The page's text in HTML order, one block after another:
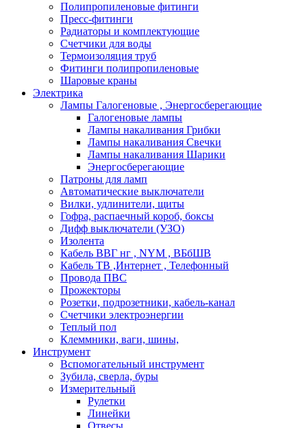
Полипропиленовые фитинги
Пресс-фитинги
Радиаторы и комплектующие
Счетчики для воды
Термоизоляция труб
Фитинги полипропиленовые
Шаровые краны
Электрика
Лампы Галогеновые , Энергосберегающие
Галогеновые лампы
Лампы накаливания Грибки
Лампы накаливания Свечки
Лампы накаливания Шарики
Энергосберегающие
Патроны для ламп
Автоматические выключатели
Вилки, удлинители, щиты
Гофра, распаечный короб, боксы
Дифф выключатели (УЗО)
Изолента
Кабель ВВГ нг , NYM , ВБбШВ
Кабель ТВ ,Интернет , Телефонный
Провода ПВС
Прожекторы
Розетки, подрозетники, кабель-канал
Счетчики электроэнергии
Теплый пол
Клеммники, ваги, шины,
Инструмент
Вспомогательный инструмент
Зубила, сверла, буры
Измерительный
Рулетки
Линейки
Отвесы